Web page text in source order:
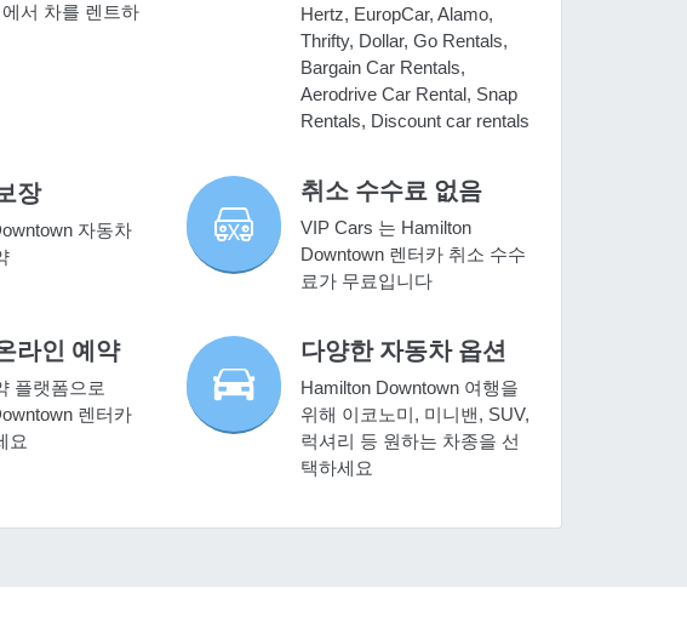
서 차를 렌트하
Hertz, EuropCar, Alamo,
Thrifty, Dollar, Go Rentals,
Bargain Car Rentals,
Aerodrive Car Rental, Snap
Rentals, Discount car rentals
장
자동차
취소 수수료 없음
VIP Cars 는 Hamilton
Downtown 렌터카 취소 수수
료가 무료입니다
라인 예약
플랫폼으로
렌터카
요
다양한 자동차 옵션
Hamilton Downtown 여행을
위해 이코노미, 미니밴, SUV,
럭셔리 등 원하는 차종을 선
택하세요